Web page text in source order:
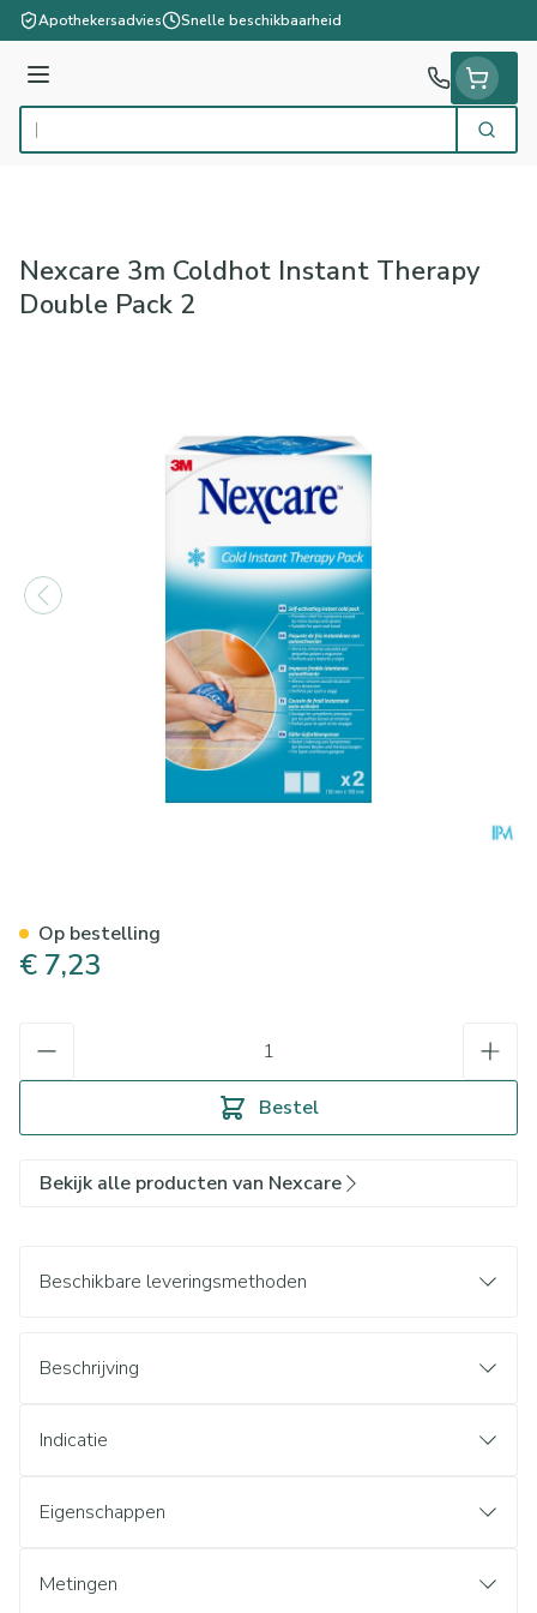
Ga naar de inhoud
Apothekersadvies Snelle beschikbaarheid
Menu
Product, merk, categorie... Zoek
Nexcare 3m Coldhot Instant Therapy
Double Pack 2
€ 7,23
Bestel
Op bestelling
Bekijk alle producten van Nexcare
Beschikbare leveringsmethoden
Beschrijving
Indicatie
Eigenschappen
Metingen